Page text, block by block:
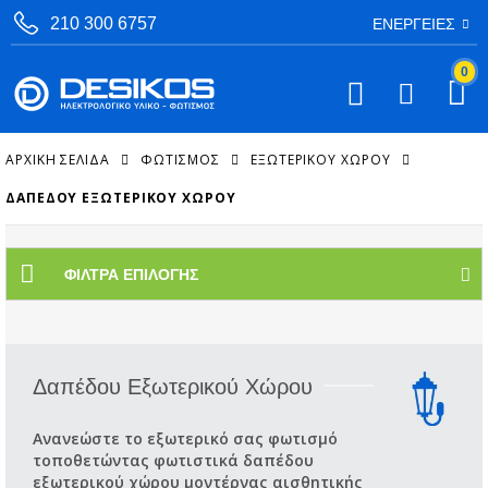
210 300 6757 ΕΝΈΡΓΕΙΕΣ
0
ΑΡΧΙΚΉ ΣΕΛΊΔΑ ΦΩΤΙΣΜΟΣ ΕΞΩΤΕΡΙΚΟΎ ΧΏΡΟΥ
ΔΑΠΈΔΟΥ ΕΞΩΤΕΡΙΚΟΎ ΧΏΡΟΥ
ΦΊΛΤΡΑ ΕΠΙΛΟΓΉΣ
Δαπέδου Εξωτερικού Χώρου
Ανανεώστε το εξωτερικό σας φωτισμό
τοποθετώντας φωτιστικά δαπέδου
εξωτερικού χώρου μοντέρνας αισθητικής